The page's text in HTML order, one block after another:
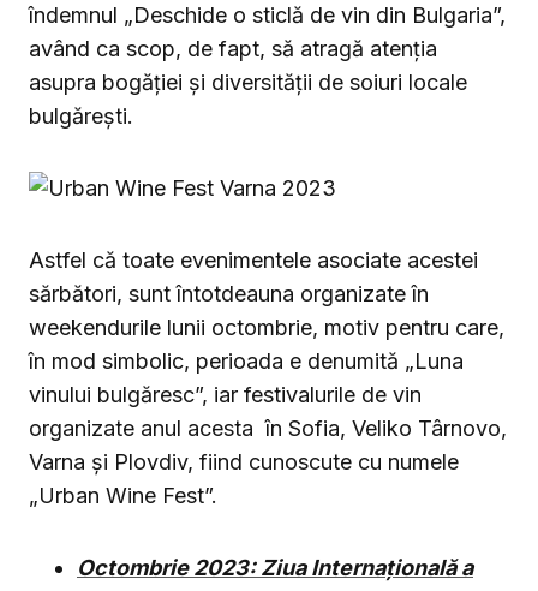
îndemnul „Deschide o sticlă de vin din Bulgaria”,
având ca scop, de fapt, să atragă atenția
asupra bogăției și diversității de soiuri locale
bulgărești.
Astfel că toate evenimentele asociate acestei
sărbători, sunt întotdeauna organizate în
weekendurile lunii octombrie, motiv pentru care,
în mod simbolic, perioada e denumită „Luna
vinului bulgăresc”, iar festivalurile de vin
organizate anul acesta în Sofia, Veliko Târnovo,
Varna și Plovdiv, fiind cunoscute cu numele
„Urban Wine Fest”.
Octombrie 2023: Ziua Internațională a